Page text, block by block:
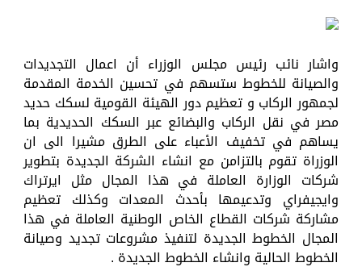
واشار نائب رئيس مجلس الوزراء أن اعمال التجديدات
والصيانة للخطوط ستسهم في تحسين الخدمة المقدمة
لجمهور الركاب و تعظيم دور الهيئة القومية لسكك حديد
مصر في نقل الركاب والبضائع عبر السكك الحديدية بما
يساهم في تخفيف الأعباء على الطرق مشيرا الى ان
الوزراة تقوم بالتزامن مع انشاء الشركة الجديدة بتطوير
شركات الوزارة العاملة في هذا المجال مثل ايرتراك
وايجيفراي وتدعيمها بأحدث المعدات وكذلك تعظيم
مشاركة شركات القطاع الخاص الوطنية العاملة في هذا
المجال الخطوط الجديدة لتنفيذ مشروعات تجديد وصيانة
الخطوط الحالية وانشاء الخطوط الجديدة .